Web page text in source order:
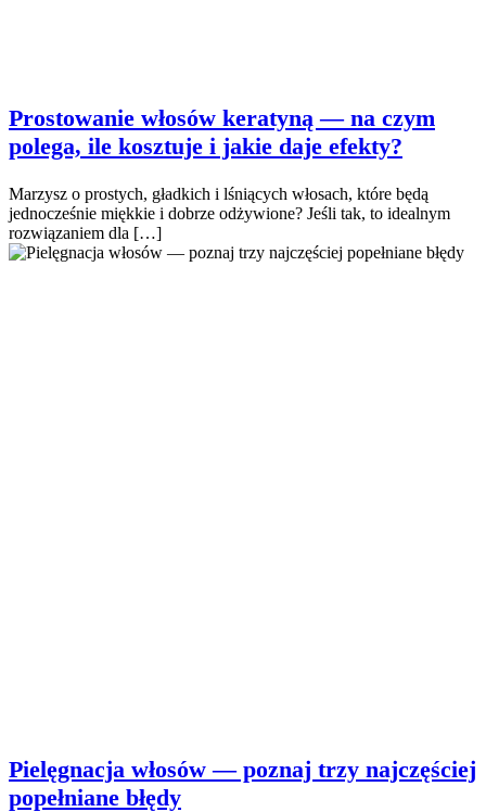
Prostowanie włosów keratyną — na czym
polega, ile kosztuje i jakie daje efekty?
Marzysz o prostych, gładkich i lśniących włosach, które będą
jednocześnie miękkie i dobrze odżywione? Jeśli tak, to idealnym
rozwiązaniem dla […]
Pielęgnacja włosów — poznaj trzy najczęściej
popełniane błędy